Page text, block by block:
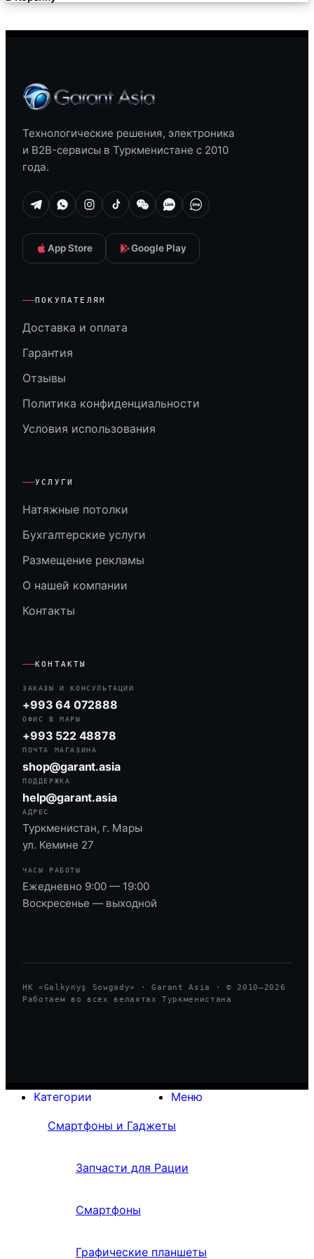
Технологические решения, электроника
и B2B-сервисы в Туркменистане с 2010
года.
App Store Google Play
ПОКУПАТЕЛЯМ
Доставка и оплата
Гарантия
Отзывы
Политика конфиденциальности
Условия использования
УСЛУГИ
Натяжные потолки
Бухгалтерские услуги
Размещение рекламы
О нашей компании
Контакты
КОНТАКТЫ
ЗАКАЗЫ И КОНСУЛЬТАЦИИ
+993 64 072888
ОФИС В МАРЫ
+993 522 48878
ПОЧТА МАГАЗИНА
shop@garant.asia
ПОДДЕРЖКА
help@garant.asia
АДРЕС
Туркменистан, г. Мары
ул. Кемине 27
ЧАСЫ РАБОТЫ
Ежедневно 9:00 — 19:00
Воскресенье — выходной
HK «Galkynyş Sowgady» · Garant Asia · © 2010—2026
Работаем во всех велаятах Туркменистана
Меню
Категории
Смартфоны и Гаджеты
Запчасти для Рации
Смартфоны
Графические планшеты